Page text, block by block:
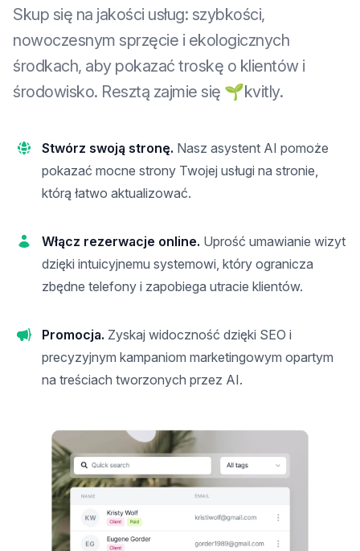
Skup się na jakości usług: szybkości,
nowoczesnym sprzęcie i ekologicznych
środkach, aby pokazać troskę o klientów i
środowisko. Resztą zajmie się 🌱kvitly.
Stwórz swoją stronę. Nasz asystent AI pomoże
pokazać mocne strony Twojej usługi na stronie,
którą łatwo aktualizować.
Włącz rezerwacje online. Uprość umawianie wizyt
dzięki intuicyjnemu systemowi, który ogranicza
zbędne telefony i zapobiega utracie klientów.
Promocja. Zyskaj widoczność dzięki SEO i
precyzyjnym kampaniom marketingowym opartym
na treściach tworzonych przez AI.